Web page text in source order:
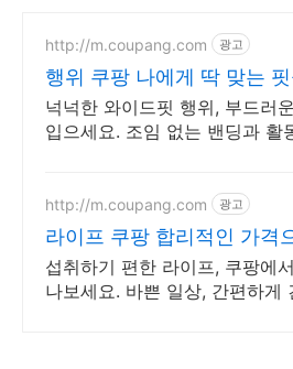
http://m.coupang.com 광고
행위 쿠팡 나에게 딱 맞는
넉넉한 와이드핏 행위, 부드러
입으세요. 조임 없는 밴딩과 활
http://m.coupang.com 광고
라이프 쿠팡 합리적인 가격
섭취하기 편한 라이프, 쿠팡에
나보세요. 바쁜 일상, 간편하게